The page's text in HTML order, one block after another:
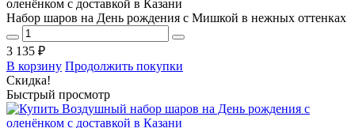
Набор шаров на День рождения с Мишкой в нежных оттенках
3 135 ₽
В корзину Продолжить покупки
Скидка!
Быстрый просмотр